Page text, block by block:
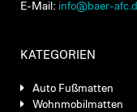
E-Mail: info@baer-
KATEGORIEN
Auto Fußmatten
Wohnmobilmatten